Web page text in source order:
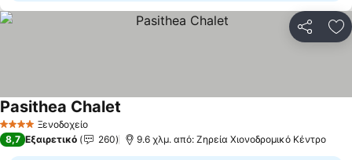
4 ΑστέριαΞενοδοχείο
Pasithea Chalet
8,7 Εξαιρετικό 260 9.6 χλμ. από: Ζηρεία Χιονοδρομικό Κέντρο